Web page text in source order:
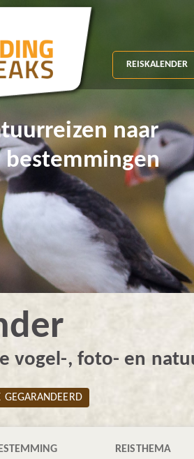
REISKALENDER
naar
vogel-, foto- en
GEGARANDEERD
REISTHEMA